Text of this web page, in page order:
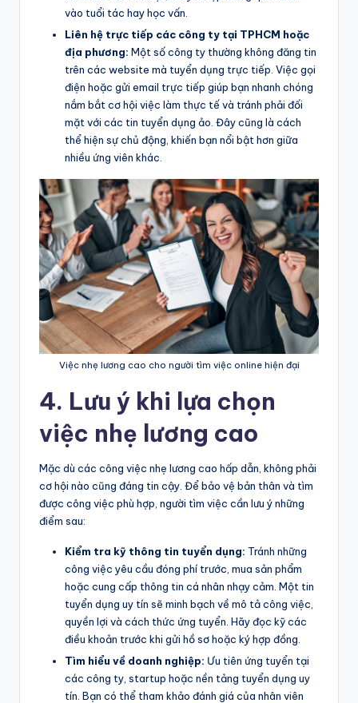
vào tuổi tác hay học vấn.
Liên hệ trực tiếp các công ty tại TPHCM hoặc
địa phương: Một số công ty thường không đăng tin
trên các website mà tuyển dụng trực tiếp. Việc gọi
điện hoặc gửi email trực tiếp giúp bạn nhanh chóng
nắm bắt cơ hội việc làm thực tế và tránh phải đối
mặt với các tin tuyển dụng ảo. Đây cũng là cách
thể hiện sự chủ động, khiến bạn nổi bật hơn giữa
nhiều ứng viên khác.
Việc nhẹ lương cao cho người tìm việc online hiện đại
4. Lưu ý khi lựa chọn
việc nhẹ lương cao
Mặc dù các công việc nhẹ lương cao hấp dẫn, không phải
cơ hội nào cũng đáng tin cậy. Để bảo vệ bản thân và tìm
được công việc phù hợp, người tìm việc cần lưu ý những
điểm sau:
Kiểm tra kỹ thông tin tuyển dụng: Tránh những
công việc yêu cầu đóng phí trước, mua sản phẩm
hoặc cung cấp thông tin cá nhân nhạy cảm. Một tin
tuyển dụng uy tín sẽ minh bạch về mô tả công việc,
quyền lợi và cách thức ứng tuyển. Hãy đọc kỹ các
điều khoản trước khi gửi hồ sơ hoặc ký hợp đồng.
Tìm hiểu về doanh nghiệp: Ưu tiên ứng tuyển tại
các công ty, startup hoặc nền tảng tuyển dụng uy
tín. Bạn có thể tham khảo đánh giá của nhân viên